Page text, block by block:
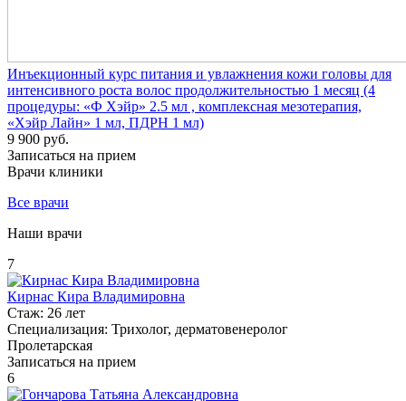
Инъекционный курс питания и увлажнения кожи головы для
интенсивного роста волос продолжительностью 1 месяц (4
процедуры: «Ф Хэйр» 2.5 мл , комплексная мезотерапия,
«Хэйр Лайн» 1 мл, ПДРН 1 мл)
9 900 руб.
Записаться на прием
Врачи клиники
Все врачи
Наши врачи
7
Кирнас Кира Владимировна
Стаж: 26 лет
Специализация: Трихолог, дерматовенеролог
Пролетарская
Записаться на прием
6